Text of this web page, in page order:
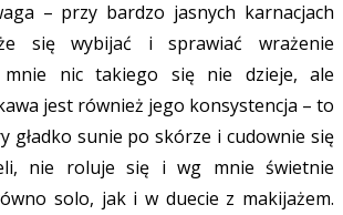
– przy bardzo jasnych karnacjach
się wybijać i sprawiać wrażenie
mnie nic takiego się nie dzieje, ale
jest również jego konsystencja – to
gładko sunie po skórze i cudownie się
nie roluje się i wg mnie świetnie
solo, jak i w duecie z makijażem.